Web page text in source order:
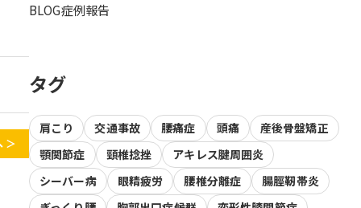
＞
BLOG症例報告
タグ
肩こり 交通事故 腰痛症 頭痛
産後骨盤矯正
顎関節症
頸椎捻挫
アキレス腱周囲炎
シーバー病
眼精疲労 腰椎分離症
腸脛靭帯炎